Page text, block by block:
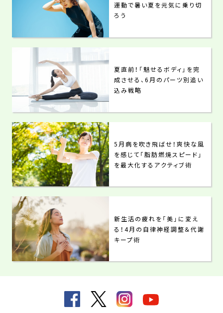
運動で暑い夏を元気に乗り切
ろう
夏直前！「魅せるボディ」を完
成させる、6月のパーツ別追い
込み戦略
5月病を吹き飛ばせ！爽快な風
を感じて「脂肪燃焼スピード」
を最大化するアクティブ術
新生活の疲れを「美」に変え
る！4月の自律神経調整＆代謝
キープ術